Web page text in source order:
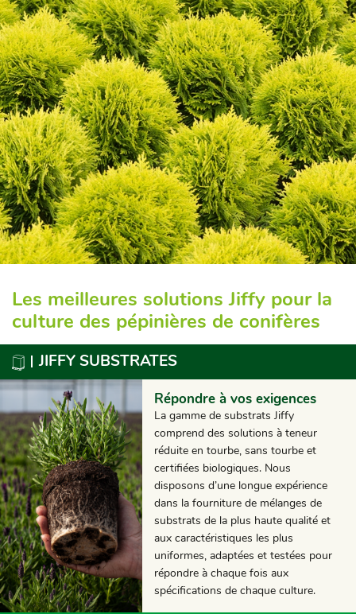
Les meilleures solutions Jiffy pour la
culture des pépinières de conifères
JIFFY SUBSTRATES
Répondre à vos exigences
La gamme de substrats Jiffy
comprend des solutions à teneur
réduite en tourbe, sans tourbe et
certifiées biologiques. Nous
disposons d’une longue expérience
dans la fourniture de mélanges de
substrats de la plus haute qualité et
aux caractéristiques les plus
uniformes, adaptées et testées pour
répondre à chaque fois aux
spécifications de chaque culture.